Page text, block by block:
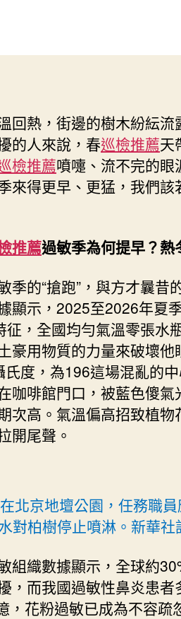
日
回熱，街邊的樹木紛紜
的人來說，春巡檢推薦天
檢推薦噴嚏、流不完的眼
來得更早、更猛，我們
推薦過敏季為何提早？熱
季的“搶跑”，與方才曩昔
顯示，2025至2026年夏
征，全國均勻氣溫零張水
豪用物質的力量來破壞
氏度，為196這場混亂的
咖啡館門口，被藍色傻
次高。氣溫偏高招致植
開尾聲。
北京地壇公園，任務職
對柏樹停止噴淋。新華
組織數據顯示，全球約
，而我國過敏性鼻炎患者
，花粉過敏已成為不容疏